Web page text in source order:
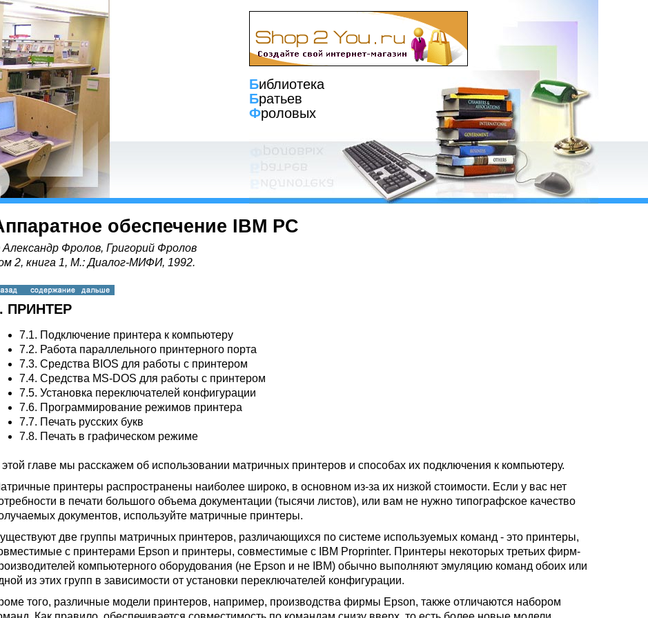
Библиотека
Братьев
Фроловых
обеспечение IBM PC
Фролов, Григорий Фролов
2, книга 1, М.: Диалог-МИФИ, 1992.
ПРИНТЕР
7.1. Подключение принтера к компьютеру
7.2. Работа параллельного принтерного порта
7.3. Средства BIOS для работы с принтером
7.4. Средства MS-DOS для работы с принтером
7.5. Установка переключателей конфигурации
7.6. Программирование режимов принтера
7.7. Печать русских букв
7.8. Печать в графическом режиме
этой главе мы расскажем об использовании матричных принтеров и способах их подключения к компьютеру.
принтеры распространены наиболее широко, в основном из-за их низкой стоимости. Если у вас нет
в печати большого объема документации (тысячи листов), или вам не нужно типографское качество
документов, используйте матричные принтеры.
две группы матричных принтеров, различающихся по системе используемых команд - это принтеры,
с принтерами Epson и принтеры, совместимые с IBM Proprinter. Принтеры некоторых третьих фирм-
компьютерного оборудования (не Epson и не IBM) обычно выполняют эмуляцию команд обоих или
из этих групп в зависимости от установки переключателей конфигурации.
того, различные модели принтеров, например, производства фирмы Epson, также отличаются набором